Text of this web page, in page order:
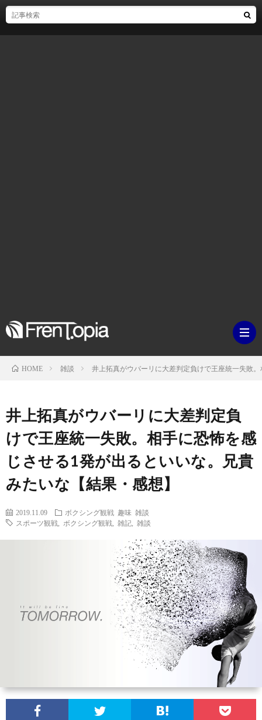
グ
刊
ン
ナ
ッ
プ
ボ
ン
グ
観
戦
マ
ン
ガ・
ド
ャ
ラ
リ
ー
ホ
ー
ム
HOME 雑談 井上拓真がウバーリに大差判定負けで王座統一失敗
井上拓真がウバーリに大差判定負
けで王座統一失敗。相手に恐怖を感
じさせる1発が出るといいな。兄貴
みたいな【結果・感想】
2019.11.09 ボクシング観戦 趣味 雑談
スポーツ観戦
ボクシング観戦 雑記 雑談